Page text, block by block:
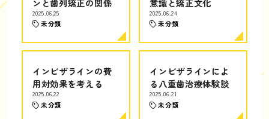
2025.06.25
未分類
2025.06.24
未分類
インビザラインの費
用対効果を考える
2025.06.22
未分類
インビザラインによ
る八重歯治療体験談
2025.06.21
未分類